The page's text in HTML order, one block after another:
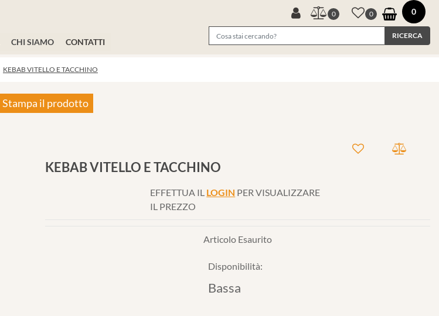
CHI SIAMO CONTATTI
0 0 0
KEBAB VITELLO E TACCHINO
Stampa il prodotto
KEBAB VITELLO E TACCHINO
EFFETTUA IL LOGIN PER VISUALIZZARE
IL PREZZO
Articolo Esaurito
Disponibilità:
Bassa